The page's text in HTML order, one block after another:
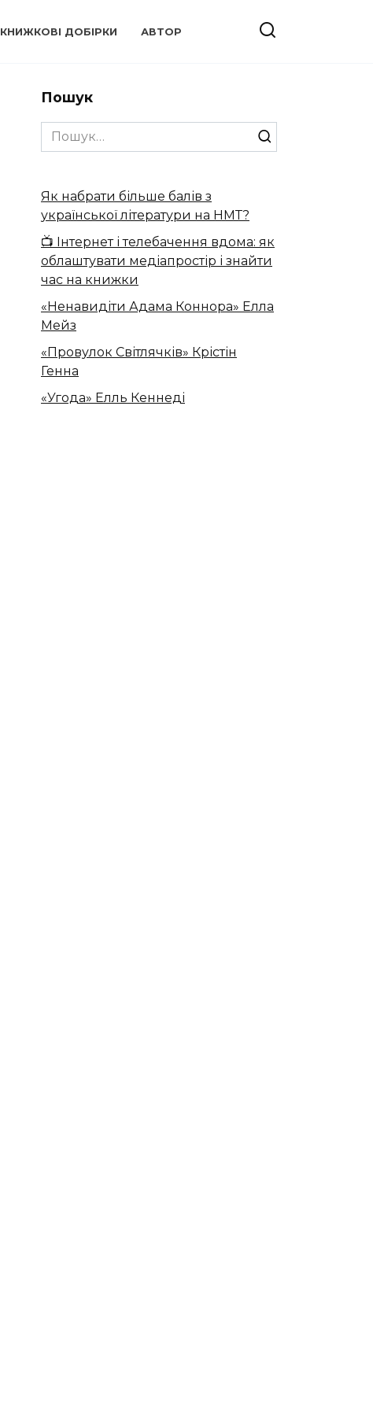
КНИЖКОВІ ДОБІРКИ АВТОР
Пошук
Search
for:
Як набрати більше балів з
української літератури на НМТ?
📺 Інтернет і телебачення вдома: як
облаштувати медіапростір і знайти
час на книжки
«Ненавидіти Адама Коннора» Елла
Мейз
«Провулок Світлячків» Крістін
Генна
«Угода» Елль Кеннеді